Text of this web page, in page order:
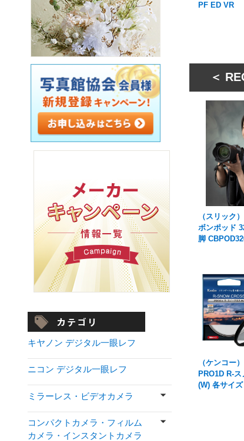
PF ED VR
＜
（スリック
ボンポッド
脚
（ケンコー
PRO1D R-
(W) 各サイズ
キヤノン デジタル一眼レフ
ニコン デジタル一眼レフ
ミラーレス・ビデオカメラ
コンパクトカメラ・フィルム
カメラ・インスタントカメラ